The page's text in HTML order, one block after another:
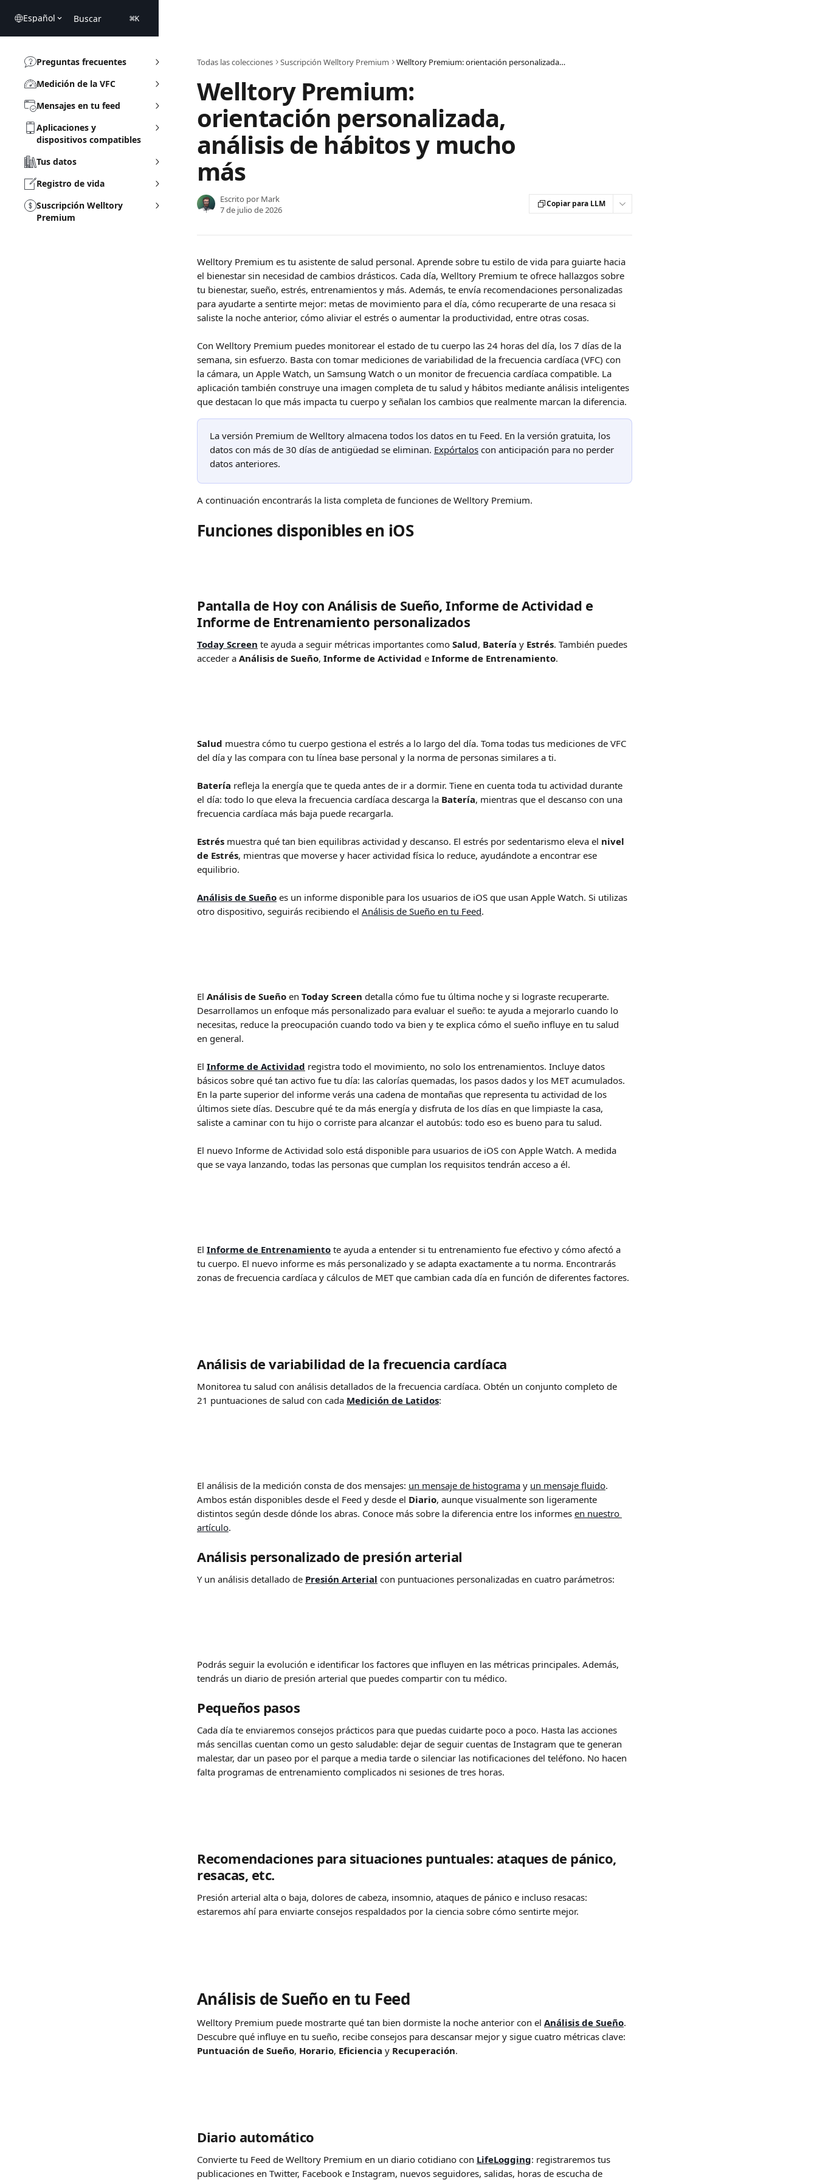
Español Buscar ⌘K
Preguntas frecuentes
Medición de la VFC
Mensajes en tu feed
Aplicaciones y
dispositivos compatibles
Tus datos
Registro de vida
Suscripción Welltory
Premium
Todas las colecciones Suscripción Welltory Premium Welltory Premium: orientación personalizada, análisis de hábitos y mucho más
Welltory Premium:
orientación personalizada,
análisis de hábitos y mucho
más
Escrito por Mark
7 de julio de 2026
Copiar para LLM
Welltory Premium es tu asistente de salud personal. Aprende sobre tu estilo de vida para guiarte hacia
el bienestar sin necesidad de cambios drásticos. Cada día, Welltory Premium te ofrece hallazgos sobre
tu bienestar, sueño, estrés, entrenamientos y más. Además, te envía recomendaciones personalizadas
para ayudarte a sentirte mejor: metas de movimiento para el día, cómo recuperarte de una resaca si
saliste la noche anterior, cómo aliviar el estrés o aumentar la productividad, entre otras cosas.
Con Welltory Premium puedes monitorear el estado de tu cuerpo las 24 horas del día, los 7 días de la
semana, sin esfuerzo. Basta con tomar mediciones de variabilidad de la frecuencia cardíaca (VFC) con
la cámara, un Apple Watch, un Samsung Watch o un monitor de frecuencia cardíaca compatible. La
aplicación también construye una imagen completa de tu salud y hábitos mediante análisis inteligentes
que destacan lo que más impacta tu cuerpo y señalan los cambios que realmente marcan la diferencia.
La versión Premium de Welltory almacena todos los datos en tu Feed. En la versión gratuita, los
datos con más de 30 días de antigüedad se eliminan. Expórtalos con anticipación para no perder
datos anteriores.
A continuación encontrarás la lista completa de funciones de Welltory Premium.
Funciones disponibles en iOS
Pantalla de Hoy con Análisis de Sueño, Informe de Actividad e
Informe de Entrenamiento personalizados
Today Screen te ayuda a seguir métricas importantes como Salud, Batería y Estrés. También puedes
acceder a Análisis de Sueño, Informe de Actividad e Informe de Entrenamiento.
Salud muestra cómo tu cuerpo gestiona el estrés a lo largo del día. Toma todas tus mediciones de VFC
del día y las compara con tu línea base personal y la norma de personas similares a ti.
Batería refleja la energía que te queda antes de ir a dormir. Tiene en cuenta toda tu actividad durante
el día: todo lo que eleva la frecuencia cardíaca descarga la Batería, mientras que el descanso con una
frecuencia cardíaca más baja puede recargarla.
Estrés muestra qué tan bien equilibras actividad y descanso. El estrés por sedentarismo eleva el nivel
de Estrés, mientras que moverse y hacer actividad física lo reduce, ayudándote a encontrar ese
equilibrio.
Análisis de Sueño es un informe disponible para los usuarios de iOS que usan Apple Watch. Si utilizas
otro dispositivo, seguirás recibiendo el Análisis de Sueño en tu Feed.
El Análisis de Sueño en Today Screen detalla cómo fue tu última noche y si lograste recuperarte.
Desarrollamos un enfoque más personalizado para evaluar el sueño: te ayuda a mejorarlo cuando lo
necesitas, reduce la preocupación cuando todo va bien y te explica cómo el sueño influye en tu salud
en general.
El Informe de Actividad registra todo el movimiento, no solo los entrenamientos. Incluye datos
básicos sobre qué tan activo fue tu día: las calorías quemadas, los pasos dados y los MET acumulados.
En la parte superior del informe verás una cadena de montañas que representa tu actividad de los
últimos siete días. Descubre qué te da más energía y disfruta de los días en que limpiaste la casa,
saliste a caminar con tu hijo o corriste para alcanzar el autobús: todo eso es bueno para tu salud.
El nuevo Informe de Actividad solo está disponible para usuarios de iOS con Apple Watch. A medida
que se vaya lanzando, todas las personas que cumplan los requisitos tendrán acceso a él.
El Informe de Entrenamiento te ayuda a entender si tu entrenamiento fue efectivo y cómo afectó a
tu cuerpo. El nuevo informe es más personalizado y se adapta exactamente a tu norma. Encontrarás
zonas de frecuencia cardíaca y cálculos de MET que cambian cada día en función de diferentes factores.
Análisis de variabilidad de la frecuencia cardíaca
Monitorea tu salud con análisis detallados de la frecuencia cardíaca. Obtén un conjunto completo de
21 puntuaciones de salud con cada Medición de Latidos:
El análisis de la medición consta de dos mensajes: un mensaje de histograma y un mensaje fluido.
Ambos están disponibles desde el Feed y desde el Diario, aunque visualmente son ligeramente
distintos según desde dónde los abras. Conoce más sobre la diferencia entre los informes en nuestro
artículo.
Análisis personalizado de presión arterial
Y un análisis detallado de Presión Arterial con puntuaciones personalizadas en cuatro parámetros:
Podrás seguir la evolución e identificar los factores que influyen en las métricas principales. Además,
tendrás un diario de presión arterial que puedes compartir con tu médico.
Pequeños pasos
Cada día te enviaremos consejos prácticos para que puedas cuidarte poco a poco. Hasta las acciones
más sencillas cuentan como un gesto saludable: dejar de seguir cuentas de Instagram que te generan
malestar, dar un paseo por el parque a media tarde o silenciar las notificaciones del teléfono. No hacen
falta programas de entrenamiento complicados ni sesiones de tres horas.
Recomendaciones para situaciones puntuales: ataques de pánico,
resacas, etc.
Presión arterial alta o baja, dolores de cabeza, insomnio, ataques de pánico e incluso resacas:
estaremos ahí para enviarte consejos respaldados por la ciencia sobre cómo sentirte mejor.
Análisis de Sueño en tu Feed
Welltory Premium puede mostrarte qué tan bien dormiste la noche anterior con el Análisis de Sueño.
Descubre qué influye en tu sueño, recibe consejos para descansar mejor y sigue cuatro métricas clave:
Puntuación de Sueño, Horario, Eficiencia y Recuperación.
Diario automático
Convierte tu Feed de Welltory Premium en un diario cotidiano con LifeLogging: registraremos tus
publicaciones en Twitter, Facebook e Instagram, nuevos seguidores, salidas, horas de escucha de